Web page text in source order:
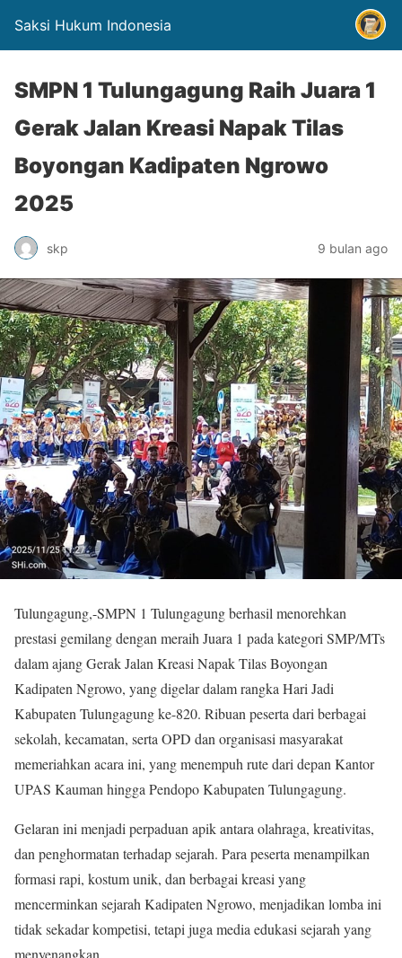
Saksi Hukum Indonesia
SMPN 1 Tulungagung Raih Juara 1
Gerak Jalan Kreasi Napak Tilas
Boyongan Kadipaten Ngrowo
2025
skp 9 bulan ago
Tulungagung,-SMPN 1 Tulungagung berhasil menorehkan
prestasi gemilang dengan meraih Juara 1 pada kategori SMP/MTs
dalam ajang Gerak Jalan Kreasi Napak Tilas Boyongan
Kadipaten Ngrowo, yang digelar dalam rangka Hari Jadi
Kabupaten Tulungagung ke-820. Ribuan peserta dari berbagai
sekolah, kecamatan, serta OPD dan organisasi masyarakat
memeriahkan acara ini, yang menempuh rute dari depan Kantor
UPAS Kauman hingga Pendopo Kabupaten Tulungagung.
Gelaran ini menjadi perpaduan apik antara olahraga, kreativitas,
dan penghormatan terhadap sejarah. Para peserta menampilkan
formasi rapi, kostum unik, dan berbagai kreasi yang
mencerminkan sejarah Kadipaten Ngrowo, menjadikan lomba ini
tidak sekadar kompetisi, tetapi juga media edukasi sejarah yang
menyenangkan.